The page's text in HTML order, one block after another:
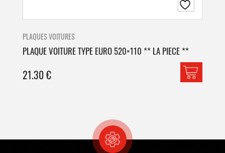
PLAQUES VOITURES
PLAQUE VOITURE TYPE EURO 520×110 ** LA PIECE **
21.30€